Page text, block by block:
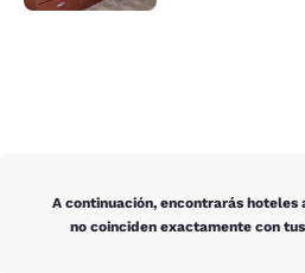
A continuación, encontrarás hoteles
no coinciden exactamente con